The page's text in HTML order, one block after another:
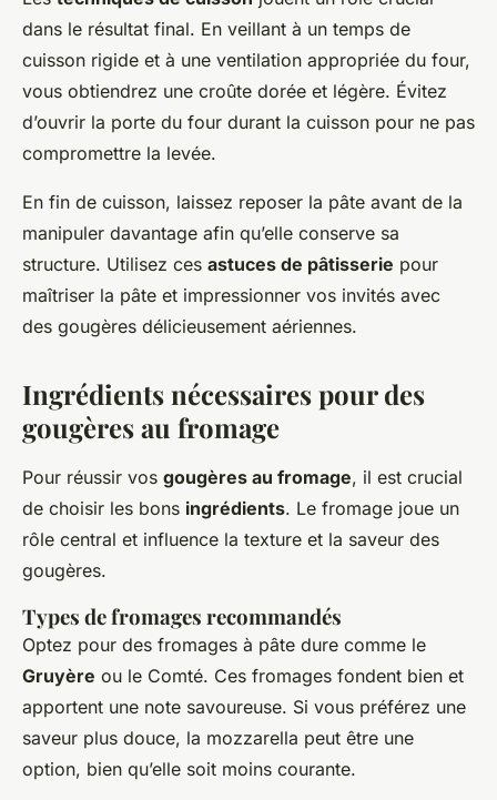
dans le résultat final. En veillant à un temps de
cuisson rigide et à une ventilation appropriée du four,
vous obtiendrez une croûte dorée et légère. Évitez
d’ouvrir la porte du four durant la cuisson pour ne pas
compromettre la levée.
En fin de cuisson, laissez reposer la pâte avant de la
manipuler davantage afin qu’elle conserve sa
structure. Utilisez ces astuces de pâtisserie pour
maîtriser la pâte et impressionner vos invités avec
des gougères délicieusement aériennes.
Ingrédients nécessaires pour des
gougères au fromage
Pour réussir vos gougères au fromage, il est crucial
de choisir les bons ingrédients. Le fromage joue un
rôle central et influence la texture et la saveur des
gougères.
Types de fromages recommandés
Optez pour des fromages à pâte dure comme le
Gruyère ou le Comté. Ces fromages fondent bien et
apportent une note savoureuse. Si vous préférez une
saveur plus douce, la mozzarella peut être une
option, bien qu’elle soit moins courante.